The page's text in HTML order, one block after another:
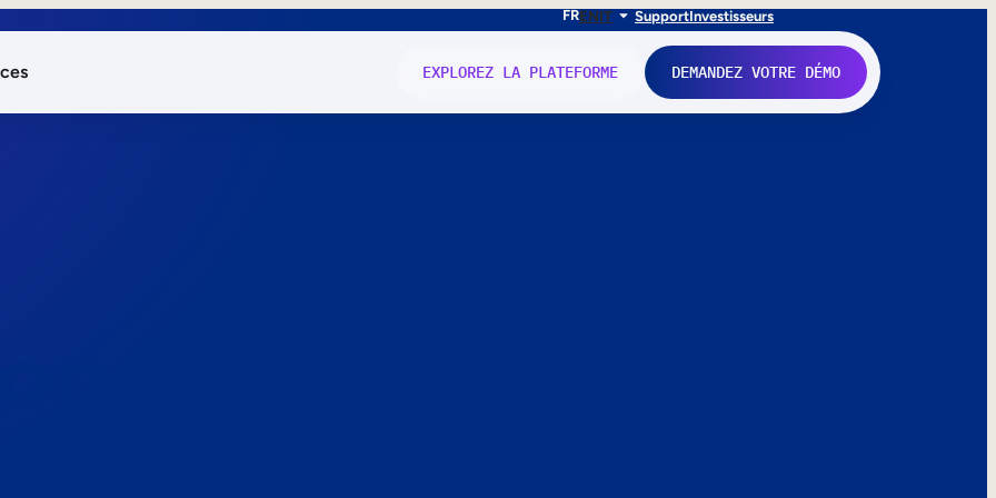
FRENIT SupportInvestisseurs
EXPLOREZ LA PLATEFORME DEMANDEZ VOTRE DÉMO